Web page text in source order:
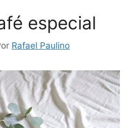
especial
Rafael Paulino